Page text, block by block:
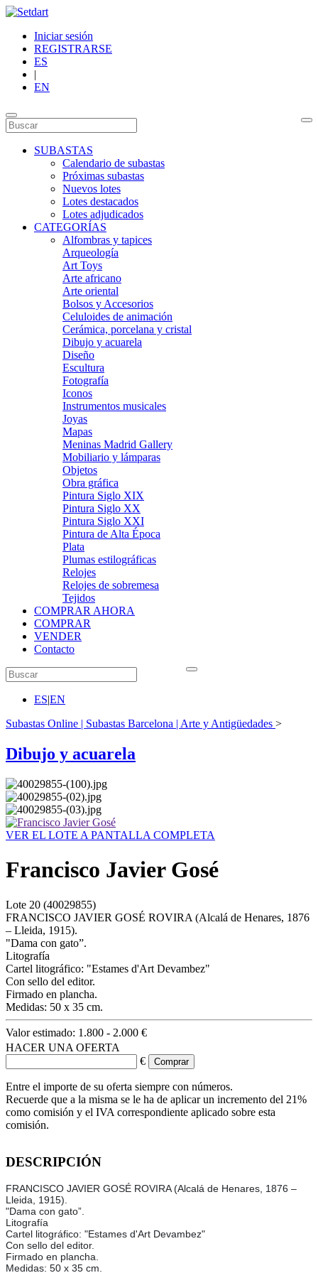
Iniciar sesión
REGISTRARSE
ES
|
EN
SUBASTAS
Calendario de subastas
Próximas subastas
Nuevos lotes
Lotes destacados
Lotes adjudicados
CATEGORÍAS
Alfombras y tapices
Arqueología
Art Toys
Arte africano
Arte oriental
Bolsos y Accesorios
Celuloides de animación
Cerámica, porcelana y cristal
Dibujo y acuarela
Diseño
Escultura
Fotografía
Iconos
Instrumentos musicales
Joyas
Mapas
Meninas Madrid Gallery
Mobiliario y lámparas
Objetos
Obra gráfica
Pintura Siglo XIX
Pintura Siglo XX
Pintura Siglo XXI
Pintura de Alta Época
Plata
Plumas estilográficas
Relojes
Relojes de sobremesa
Tejidos
COMPRAR AHORA
COMPRAR
VENDER
Contacto
ES|EN
Subastas Online | Subastas Barcelona | Arte y Antigüedades >
Dibujo y acuarela
VER EL LOTE A PANTALLA COMPLETA
Francisco Javier Gosé
Lote 20 (40029855)
FRANCISCO JAVIER GOSÉ ROVIRA (Alcalá de Henares, 1876
– Lleida, 1915).
"Dama con gato”.
Litografía
Cartel litográfico: "Estames d'Art Devambez"
Con sello del editor.
Firmado en plancha.
Medidas: 50 x 35 cm.
Valor estimado: 1.800 - 2.000 €
HACER UNA OFERTA
€
Entre el importe de su oferta siempre con números.
Recuerde que a la misma se le ha de aplicar un incremento del 21%
como comisión y el IVA correspondiente aplicado sobre esta
comisión.
DESCRIPCIÓN
FRANCISCO JAVIER GOSÉ ROVIRA (Alcalá de Henares, 1876 –
Lleida, 1915).
"Dama con gato”.
Litografía
Cartel litográfico: "Estames d'Art Devambez"
Con sello del editor.
Firmado en plancha.
Medidas: 50 x 35 cm.